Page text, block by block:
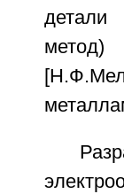
детали